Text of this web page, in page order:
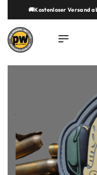
springen🚚Kostenloser Versand